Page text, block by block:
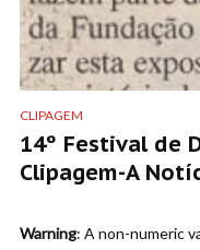
CLIPAGEM
14º Festival de
Clipagem-A
Warning: A non-numeric